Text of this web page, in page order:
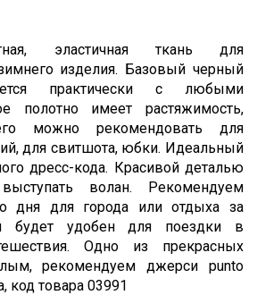
эластичная ткань для
изделия. Базовый черный
практически с любыми
полотно имеет растяжимость,
можно рекомендовать для
для свитшота, юбки. Идеальный
дресс-кода. Красивой деталью
волан. Рекомендуем
дня для города или отдыха за
будет удобен для поездки в
Одно из прекрасных
рекомендуем джерси punto
код товара 03991